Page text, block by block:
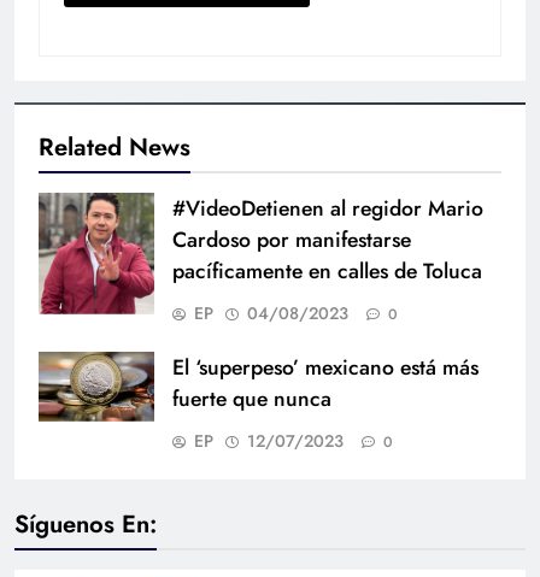
Related News
#VideoDetienen al regidor Mario
Cardoso por manifestarse
pacíficamente en calles de Toluca
EP 04/08/2023 0
El ‘superpeso’ mexicano está más
fuerte que nunca
EP 12/07/2023 0
Síguenos En: